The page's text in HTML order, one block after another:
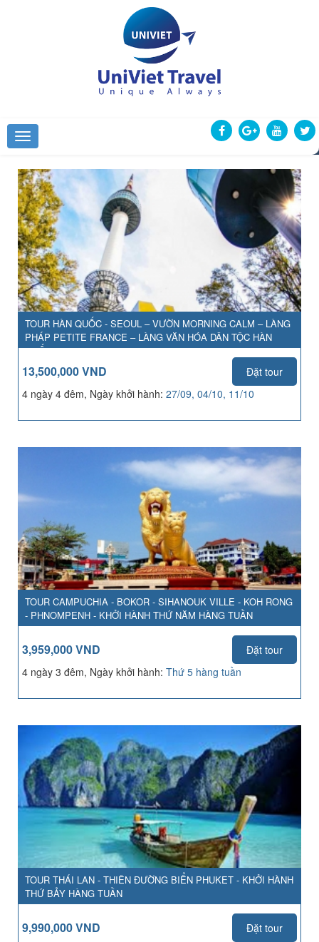
TOUR HÀN QUỐC - SEOUL – VƯỜN MORNING CALM – LÀNG
PHÁP PETITE FRANCE – LÀNG VĂN HÓA DÂN TỘC HÀN
QUỐC
13,500,000 VND
Đặt tour
4 ngày 4 đêm, Ngày khởi hành: 27/09, 04/10, 11/10
TOUR CAMPUCHIA - BOKOR - SIHANOUK VILLE - KOH RONG
- PHNOMPENH - KHỞI HÀNH THỨ NĂM HÀNG TUẦN
3,959,000 VND
Đặt tour
4 ngày 3 đêm, Ngày khởi hành: Thứ 5 hàng tuần
TOUR THÁI LAN - THIÊN ĐƯỜNG BIỂN PHUKET - KHỞI HÀNH
THỨ BẢY HÀNG TUẦN
9,990,000 VND
Đặt tour